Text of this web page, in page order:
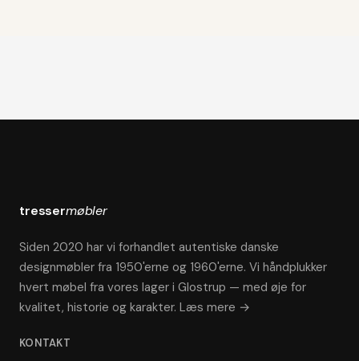
tressermøbler
Siden 2020 har vi forhandlet autentiske danske
designmøbler fra 1950'erne og 1960'erne. Vi håndplukker
hvert møbel fra vores lager i Glostrup — med øje for
kvalitet, historie og karakter. Læs mere →
KONTAKT